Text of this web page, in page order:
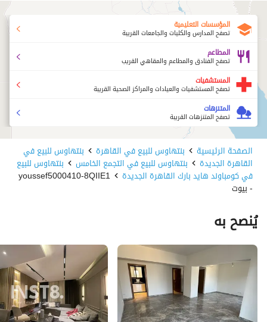
المؤسسات التعليمية
تصفح المدارس والكليات والجامعات القريبة
المطاعم
تصفح الفنادق والمطاعم والمقاهي القريب
المستشفيات
تصفح المستشفيات والعيادات والمراكز الصحية القريبة
المتنزهات
تصفح المتنزهات القريبة
الصفحة الرئيسية بنتهاوس للبيع في القاهرة بنتهاوس للبيع في
القاهرة الجديدة بنتهاوس للبيع في التجمع الخامس بنتهاوس للبيع
في كومباوند هايد بارك القاهرة الجديدة youssef5000410-8QIIE1
- بيوت
يُنصح به